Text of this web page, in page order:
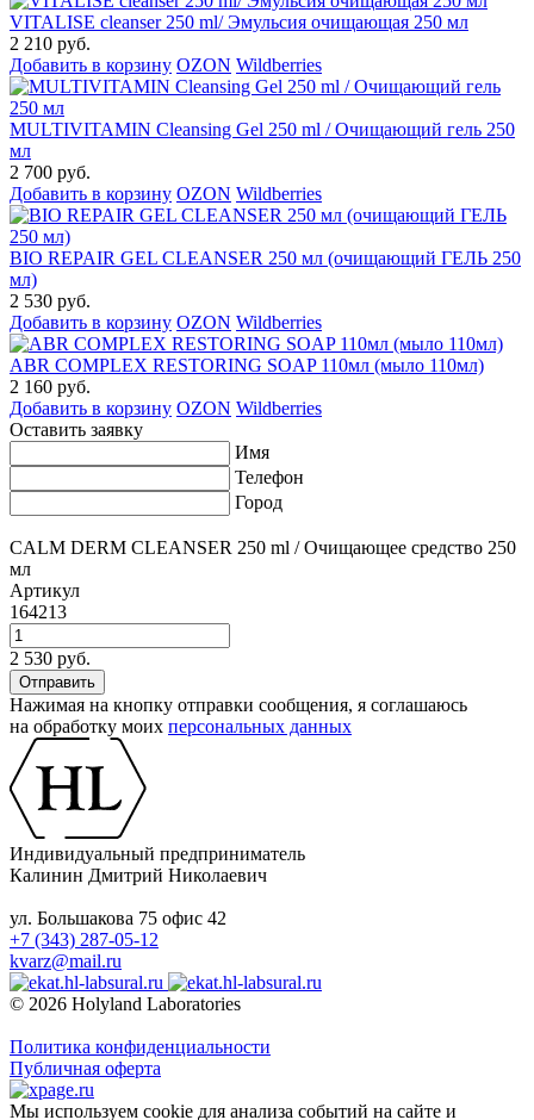
VITALISE cleanser 250 ml/ Эмульсия очищающая 250 мл
2 210 руб.
Добавить в корзину OZON Wildberries
MULTIVITAMIN Cleansing Gel 250 ml / Очищающий гель 250
мл
2 700 руб.
Добавить в корзину OZON Wildberries
BIO REPAIR GEL CLEANSER 250 мл (очищающий ГЕЛЬ 250
мл)
2 530 руб.
Добавить в корзину OZON Wildberries
ABR COMPLEX RESTORING SOAP 110мл (мыло 110мл)
2 160 руб.
Добавить в корзину OZON Wildberries
Оставить заявку
Имя
Телефон
Город
CALM DERM CLEANSER 250 ml / Очищающее средство 250
мл
Артикул
164213
2 530 руб.
Нажимая на кнопку отправки сообщения, я соглашаюсь
на обработку моих персональных данных
Индивидуальный предприниматель
Калинин Дмитрий Николаевич
ул. Большакова 75 офис 42
+7 (343) 287-05-12
kvarz@mail.ru
© 2026 Holyland Laboratories
Политика конфиденциальности
Публичная оферта
Мы используем cookie для анализа событий на сайте и